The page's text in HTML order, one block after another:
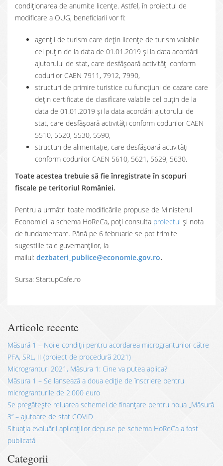
condiționarea de anumite licențe. Astfel, în proiectul de
modificare a OUG, beneficiarii vor fi:
agenţii de turism care dețin licențe de turism valabile
cel puțin de la data de 01.01.2019 și la data acordării
ajutorului de stat, care desfăşoară activităţi conform
codurilor CAEN 7911, 7912, 7990,
structuri de primire turistice cu funcţiuni de cazare care
dețin certificate de clasificare valabile cel puțin de la
data de 01.01.2019 și la data acordării ajutorului de
stat, care desfăşoară activităţi conform codurilor CAEN
5510, 5520, 5530, 5590,
structuri de alimentaţie, care desfăşoară activităţi
conform codurilor CAEN 5610, 5621, 5629, 5630.
Toate acestea trebuie să fie înregistrate în scopuri
fiscale pe teritoriul României.
Pentru a următri toate modificările propuse de Ministerul
Economiei la schema HoReCa, poți consulta proiectul și nota
de fundamentare. Până pe 6 februarie se pot trimite
sugestiile tale guvernanților, la
mailul: dezbateri_publice@economie.gov.ro.
Sursa: StartupCafe.ro
Articole recente
Măsură 1 – Noile condiții pentru acordarea microgranturilor către
PFA, SRL, II (proiect de procedură 2021)
Microgranturi 2021, Măsura 1: Cine va putea aplica?
Măsura 1 – Se lansează a doua ediție de înscriere pentru
microgranturile de 2.000 euro
Se pregătește reluarea schemei de finanțare pentru noua „Măsură
3” – ajutoare de stat COVID
Situația evaluării aplicațiilor depuse pe schema HoReCa a fost
publicată
Categorii